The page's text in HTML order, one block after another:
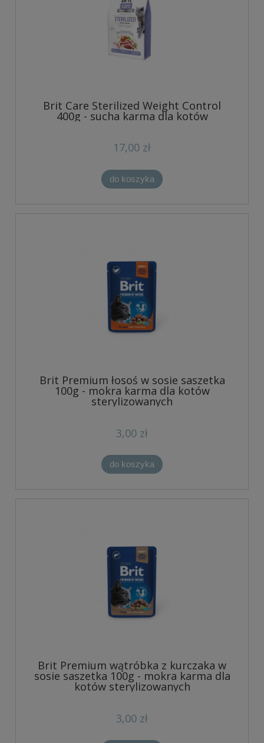
Brit Care Sterilized Weight Control
400g - sucha karma dla kotów
17,00 zł
do koszyka
Brit Premium łosoś w sosie saszetka
100g - mokra karma dla kotów
sterylizowanych
3,00 zł
do koszyka
Brit Premium wątróbka z kurczaka w
sosie saszetka 100g - mokra karma dla
kotów sterylizowanych
3,00 zł